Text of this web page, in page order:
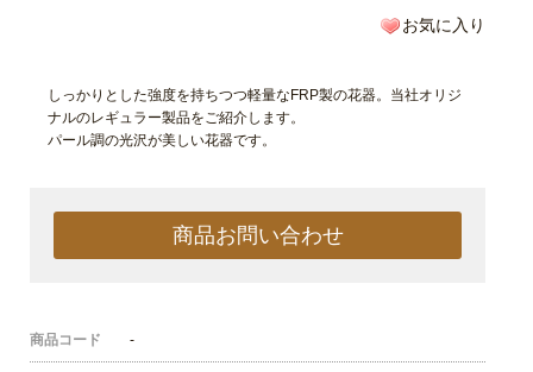
お気に入り
しっかりとした強度を持ちつつ軽量なFRP製の花器。当社オリジ
ナルのレギュラー製品をご紹介します。
パール調の光沢が美しい花器です。
商品お問い合わせ
商品コード -